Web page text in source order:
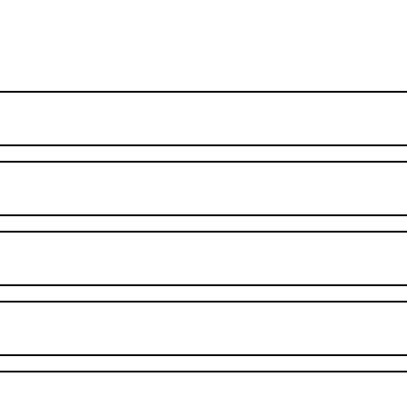
määrää lakia paremmin esimerkiksi palkastasi ja
neuvottelee työehtosopimuksesi yhdessä työnantajan
Työ- ja virkaehtosopimuksissa päätetään esimerkiksi
tehdä pidempiä työviikkoja pienemmällä palkalla ja ilman
Ammattiliitto JHL edustaa työntekijöitä, kun
jotka ovat ammattiliittojen ja työnantajapuolen
päivitetään työehtojasi ja sovitaan muun muassa
koskevat kaikkia alan työntekijöitä. Työehtosopimus takaa